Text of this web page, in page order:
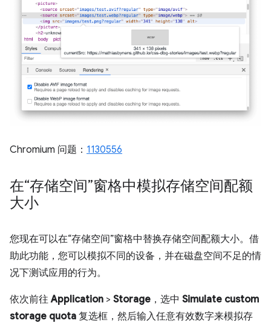
Chromium 问题： 1130556
在“存储空间”窗格中模拟存储空间配额
大小
您现在可以在“存储空间”窗格中替换存储空间配额大小。借
助此功能，您可以模拟不同的设备，并在磁盘空间不足的情
况下测试应用的行为。
依次前往Application > Storage ，选中 Simulate custom
storage quota 复选框，然后输入任意有效数字来模拟存